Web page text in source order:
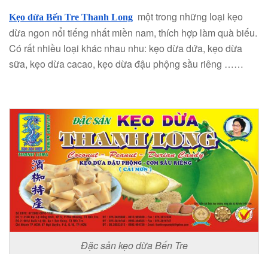
Kẹo dừa Bến Tre Thanh Long một trong những loại kẹo
dừa ngon nổi tiếng nhất miền nam, thích hợp làm quà biếu.
Có rất nhiều loại khác nhau nhu: kẹo dừa dứa, kẹo dừa
sữa, kẹo dừa cacao, kẹo dừa đậu phộng sầu riêng ……
Đặc sản kẹo dừa Bến Tre